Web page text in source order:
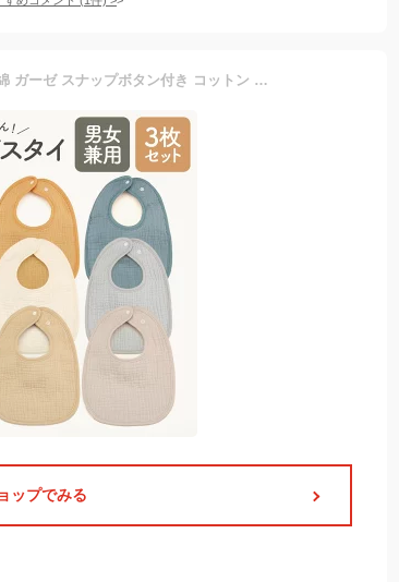
スタイ 3枚セット シンプル 無地 綿 ガーゼ スナップボタン付き コットン 吸収力 ビブ スタイ 赤ちゃんよだれかけ ベビースタイ ベビービブ 赤ちゃんスタイ 子供スタイ 子供 ベビー 赤ちゃん 乳幼児スタイ 乳幼児 よだれかけ 授乳用品 プレゼント 出産祝い 男の子 女の子
ップでみる